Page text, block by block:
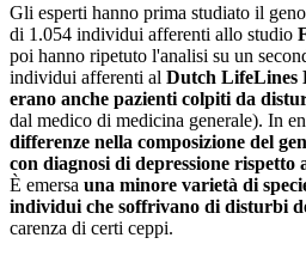
Gli esperti hanno prima studiato il
di 1.054 individui afferenti allo studio
poi hanno ripetuto l'analisi su un
individui afferenti al Dutch LifeLines
erano anche pazienti colpiti da
dal medico di medicina generale). In
differenze nella composizione del
con diagnosi di depressione rispetto
È emersa una minore varietà di
individui che soffrivano di disturbi
carenza di certi ceppi.